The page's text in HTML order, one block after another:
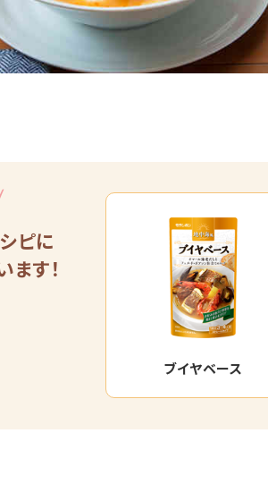
ピに
ます！
ブイヤベース